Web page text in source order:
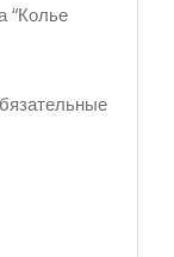
“Колье